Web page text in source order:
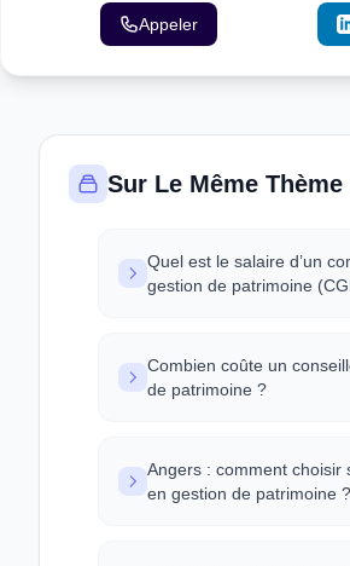
Appeler
Sur Le Même Thème
Quel est le salaire d’un
gestion de patrimoine
Combien coûte un
de patrimoine ?
Angers : comment choisir
en gestion de patrimoine ?